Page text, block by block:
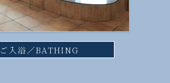
ご入浴／BATHING